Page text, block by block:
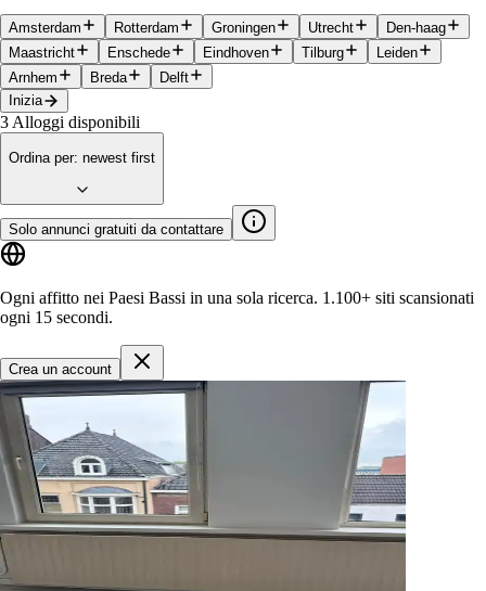
Amsterdam Rotterdam Groningen Utrecht
Den-haag
Maastricht
Enschede Eindhoven Tilburg
Leiden
Arnhem
Breda
Delft
Inizia
3 Alloggi disponibili
Ordina per: newest first
Solo annunci gratuiti da contattare
Ogni affitto nei Paesi Bassi in una sola ricerca. 1.100+ siti scansionati
ogni 15 secondi.
Crea un account